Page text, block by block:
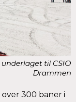
til CSIO
Drammen
300 baner i